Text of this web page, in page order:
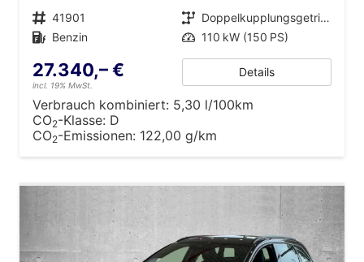
Fahrzeugnr. 41901 Getriebe
Doppelkupplungsgetriebe (DSG)
Kraftstoff Benzin Leistung 110 kW (150 PS)
27.340,– €
incl. 19% MwSt.
Details
Verbrauch kombiniert: 5,30 l/100km
CO2-Klasse: D
CO2-Emissionen: 122,00 g/km